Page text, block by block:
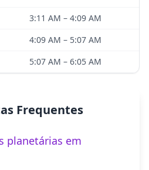
3:11 AM – 4:09 AM
4:09 AM – 5:07 AM
5:07 AM – 6:05 AM
Frequentes
planetárias em